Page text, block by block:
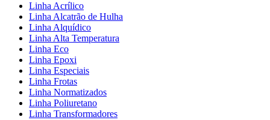
Linha Acrílico
Linha Alcatrão de Hulha
Linha Alquídico
Linha Alta Temperatura
Linha Eco
Linha Epoxi
Linha Especiais
Linha Frotas
Linha Normatizados
Linha Poliuretano
Linha Transformadores